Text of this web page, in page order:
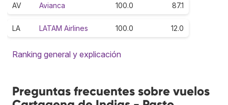
AV Avianca 100.0 87.1
LA LATAM Airlines 100.0 12.0
Ranking general y explicación
Preguntas frecuentes sobre vuelos